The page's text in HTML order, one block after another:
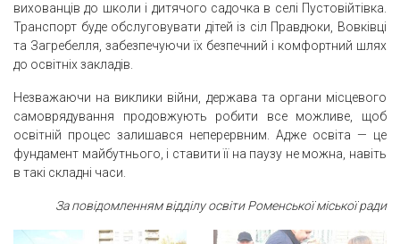
вихованців до школи і дитячого садочка в селі Пустовійтівка.
Транспорт буде обслуговувати дітей із сіл Правдюки, Вовківці
та Загребелля, забезпечуючи їх безпечний і комфортний шлях
до освітніх закладів.
Незважаючи на виклики війни, держава та органи місцевого
самоврядування продовжують робити все можливе, щоб
освітній процес залишався неперервним. Адже освіта — це
фундамент майбутнього, і ставити її на паузу не можна, навіть
в такі складні часи.
За повідомленням відділу освіти Роменської міської ради